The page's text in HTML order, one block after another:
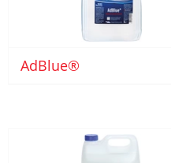
AdBlue®